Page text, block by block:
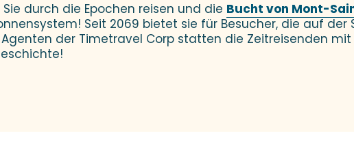
Sie durch die Epochen reisen und die Bucht von Mont-
Seit 2069 bietet sie für Besucher, die auf der
der Timetravel Corp statten die Zeitreisenden